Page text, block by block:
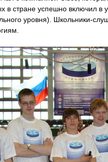
стране успешно включил в
уровня). Школьники-